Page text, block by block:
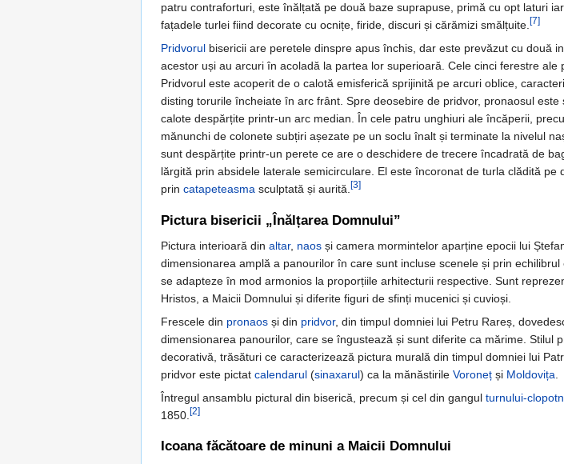
patru contraforturi, este înălțată pe două baze suprapuse, primă cu opt laturi
fațadele turlei fiind decorate cu ocnițe, firide, discuri și cărămizi smălțuite.[7]
Pridvorul bisericii are peretele dinspre apus închis, dar este prevăzut cu două
acestor uși au arcuri în acoladă la partea lor superioară. Cele cinci ferestre
Pridvorul este acoperit de o calotă emisferică sprijinită pe arcuri oblice,
disting torurile încheiate în arc frânt. Spre deosebire de pridvor, pronaosul
calote despărțite printr-un arc median. În cele patru unghiuri ale încăperii,
mănunchi de colonete subțiri așezate pe un soclu înalt și terminate la nivelul
sunt despărțite printr-un perete ce are o deschidere de trecere încadrată de
lărgită prin absidele laterale semicirculare. El este încoronat de turla clădită
prin catapeteasma sculptată și aurită.[3]
Pictura bisericii „Înălțarea Domnului”
Pictura interioară din altar, naos și camera mormintelor aparține epocii lui
dimensionarea amplă a panourilor în care sunt incluse scenele și prin
se adapteze în mod armonios la proporțiile arhitecturii respective. Sunt
Hristos, a Maicii Domnului și diferite figuri de sfinți mucenici și cuvioși.
Frescele din pronaos și din pridvor, din timpul domniei lui Petru Rareș,
dimensionarea panourilor, care se îngustează și sunt diferite ca mărime. Stilul
decorativă, trăsături ce caracterizează pictura murală din timpul domniei lui
pridvor este pictat calendarul (sinaxarul) ca la mănăstirile Voroneț și Moldovița
Întregul ansamblu pictural din biserică, precum și cel din gangul turnului-
1850. [2]
Icoana făcătoare de minuni a Maicii Domnului